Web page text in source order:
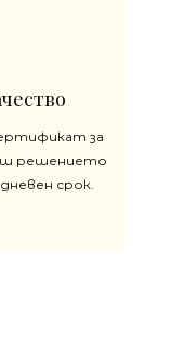
за
решението
срок.